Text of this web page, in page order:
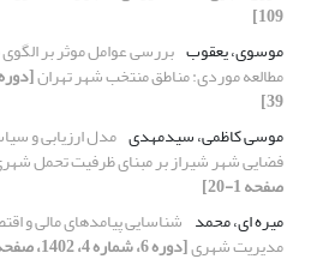
109]
موسوی، یعقوب بررسی عوامل موثر بر
مطالعه موردی: مناطق منتخب شهر تهران
39]
موسی کاظمی، سیدمهدی مدل ارزیابی و
فضایی شهر شیراز بر مبنای ظرفیت تحمل
صفحه 1-20]
میره ای، محمد شناسایی پیامدهای مالی و
مدیریت شهری[دوره 6، شماره 4، 1402، صفحه 1-25]